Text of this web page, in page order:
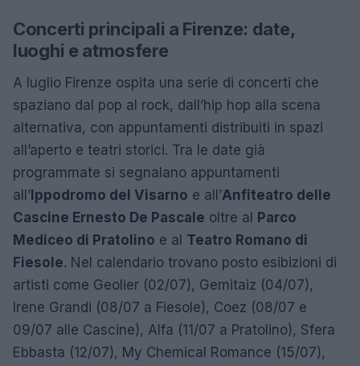
Concerti principali a Firenze: date,
luoghi e atmosfere
A luglio Firenze ospita una serie di concerti che
spaziano dal pop al rock, dall’hip hop alla scena
alternativa, con appuntamenti distribuiti in spazi
all’aperto e teatri storici. Tra le date già
programmate si segnalano appuntamenti
all’ Ippodromo del Visarno e all’Anfiteatro delle
Cascine Ernesto De Pascale oltre al
Parco
Mediceo di Pratolino e al Teatro Romano di
Fiesole. Nel calendario trovano posto esibizioni di
artisti come Geolier (02/07), Gemitaiz (04/07),
Irene Grandi (08/07 a Fiesole), Coez (08/07 e
09/07 alle Cascine), Alfa (11/07 a Pratolino), Sfera
Ebbasta (12/07), My Chemical Romance (15/07),